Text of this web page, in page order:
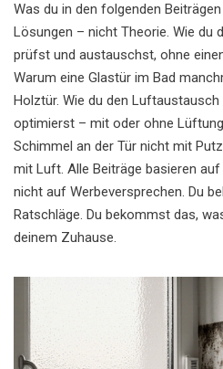
Was du in den folgenden
Lösungen – nicht Theorie. Wie du
prüfst und austauschst, ohne
Warum eine Glastür im Bad
Holztür. Wie du den Luftaustausch
optimierst – mit oder ohne
Schimmel an der Tür nicht mit
mit Luft. Alle Beiträge basieren
nicht auf Werbeversprechen. Du
Ratschläge. Du bekommst das,
deinem Zuhause.